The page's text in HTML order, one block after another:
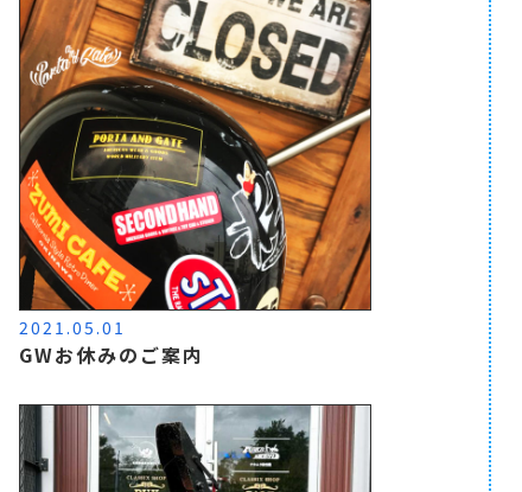
2021.05.01
GWお休みのご案内